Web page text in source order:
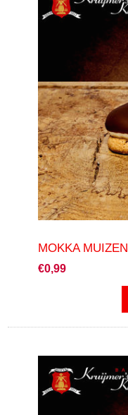
MOKKA MUIZEN
€0,99